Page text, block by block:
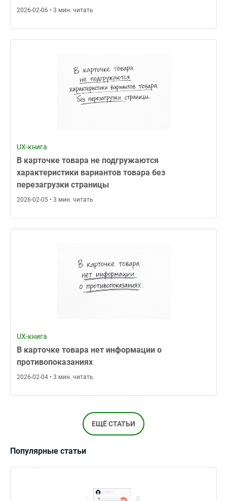
2026-02-06 • 3 мин. читать
UX-книга
В карточке товара не подгружаются
характеристики вариантов товара без
перезагрузки страницы
2026-02-05 • 3 мин. читать
UX-книга
В карточке товара нет информации о
противопоказаниях
2026-02-04 • 3 мин. читать
ЕЩЁ СТАТЬИ
Популярные статьи